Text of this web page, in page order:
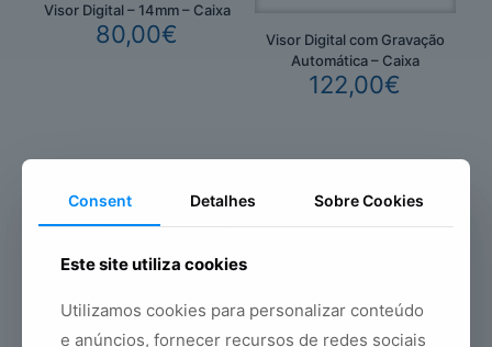
Visor Digital – 14mm – Caixa
80,00€
Visor Digital com Gravação
Automática – Caixa
122,00€
Consent Detalhes Sobre Cookies
Este site utiliza cookies
Utilizamos cookies para personalizar conteúdo
e anúncios, fornecer recursos de redes sociais